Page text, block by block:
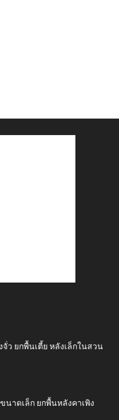
ว ยกพื้นเตี้ย หลังเล็กในสวน
นาดเล็ก ยกพื้นหลังคาเพิง